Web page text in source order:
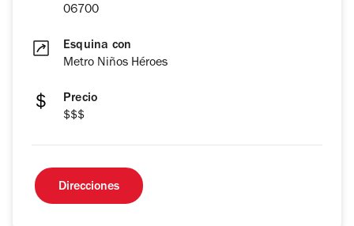
06700
Esquina con
Metro Niños Héroes
Precio
$$$
Direcciones